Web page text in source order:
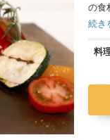
の食
続き
料